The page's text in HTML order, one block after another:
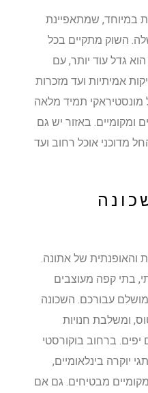
שמתאפיינת
מתקיים בכל
עוד יותר, עם
ועד מזכרות
תמיד מלאה
באזור יש גם
אוכל רחוב ועד
של אתונה.
קפה מעוצבים
עבורכם. השכונה
חנויות
ברחוב בוקורסטי
בינלאומיים,
מבטיחים. גם אם